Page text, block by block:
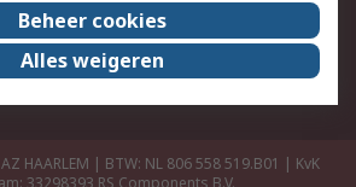
Over ons
Werken bij RS
HAARLEM | BTW: NL 806 558 519.B01 | KvK
Beheer cookies
Alles weigeren